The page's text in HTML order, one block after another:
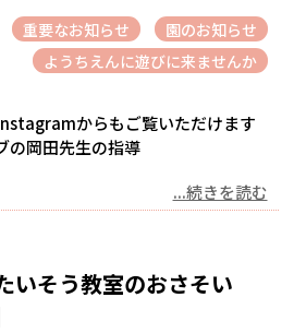
重要なお知らせ
園のお知らせ
ようちえんに遊びに来ませんか
からもご覧いただけます
の岡田先生の指導
...続きを読む
いそう教室のおさそい